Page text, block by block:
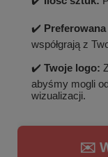
✔️
współgrają z
✔️ Twoje logo:
abyśmy mogli
wizualizacji.
✉️